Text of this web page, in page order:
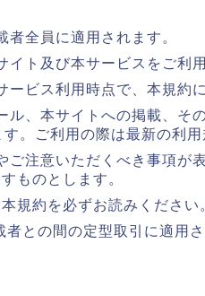
者全員に適用されます。
ト及び本サービスをご利
ビス利用時点で、本規約
、本サイトへの掲載、そ
。ご利用の際は最新の利
注意いただくべき事項が
ものとします。
規約を必ずお読みください
との間の定型取引に適用